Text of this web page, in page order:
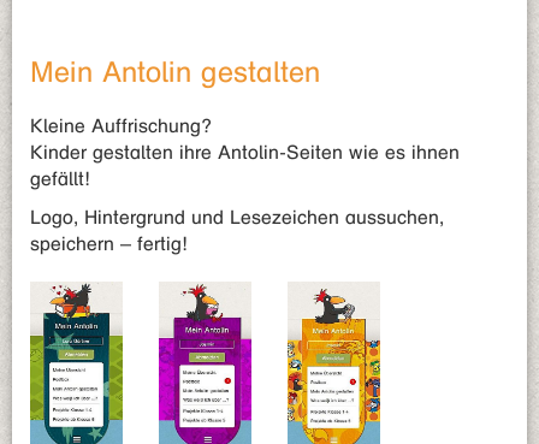
Mein Antolin gestalten
Kleine Auffrischung?
Kinder gestalten ihre Antolin-Seiten wie es ihnen
gefällt!
Logo, Hintergrund und Lesezeichen aussuchen,
speichern – fertig!